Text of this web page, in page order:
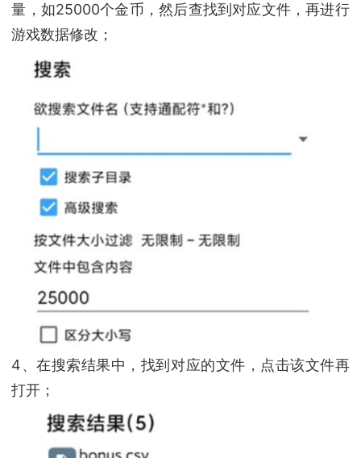
量，如25000个金币，然后查找到对应文件，再进行
游戏数据修改；
4、在搜索结果中，找到对应的文件，点击该文件再
打开；